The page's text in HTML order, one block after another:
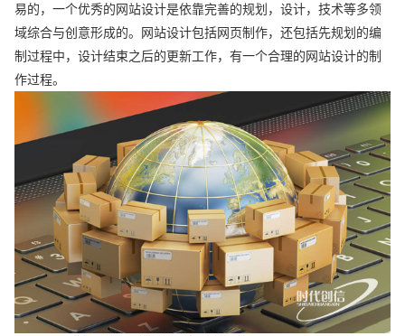
易的，一个优秀的网站设计是依靠完善的规划，设计，技术等多领
域综合与创意形成的。网站设计包括网页制作，还包括先规划的编
制过程中，设计结束之后的更新工作，有一个合理的网站设计的制
作过程。